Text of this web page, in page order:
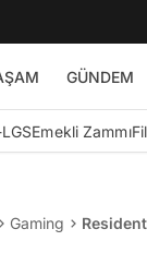
GÜNDEM
Emekli Zammı
Gaming